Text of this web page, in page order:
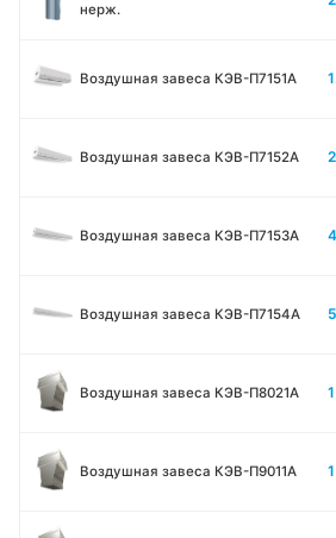
нерж.
Воздушная завеса КЭВ-П7151A
Воздушная завеса КЭВ-П7152A
Воздушная завеса КЭВ-П7153A 4
Воздушная завеса КЭВ-П7154A
Воздушная завеса КЭВ-П8021A 1
Воздушная завеса КЭВ-П9011A 1